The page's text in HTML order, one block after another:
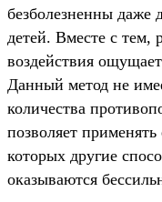
безболезненны даже
детей. Вместе с тем,
воздействия
Данный метод не
количества
позволяет применять
которых другие
оказываются